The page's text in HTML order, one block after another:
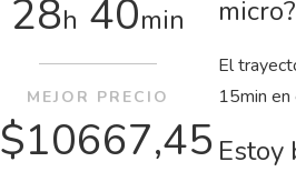
micro?
El
15min en
Estoy
28h 40min
MEJOR PRECIO
$10667,45